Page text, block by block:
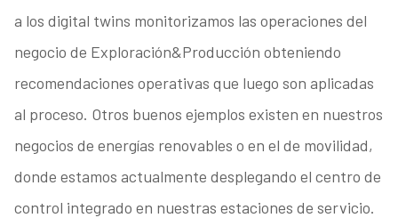
a los digital twins monitorizamos las operaciones del
negocio de Exploración&Producción obteniendo
recomendaciones operativas que luego son aplicadas
al proceso. Otros buenos ejemplos existen en nuestros
negocios de energías renovables o en el de movilidad,
donde estamos actualmente desplegando el centro de
control integrado en nuestras estaciones de servicio.